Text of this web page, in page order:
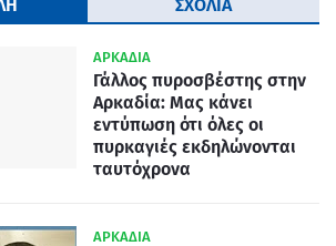
ΣΧΟΛΙΑ
ΑΡΚΑΔΙΑ
Γάλλος πυροσβέστης στην
Αρκαδία: Μας κάνει
εντύπωση ότι όλες οι
πυρκαγιές εκδηλώνονται
ταυτόχρονα
ΑΡΚΑΔΙΑ